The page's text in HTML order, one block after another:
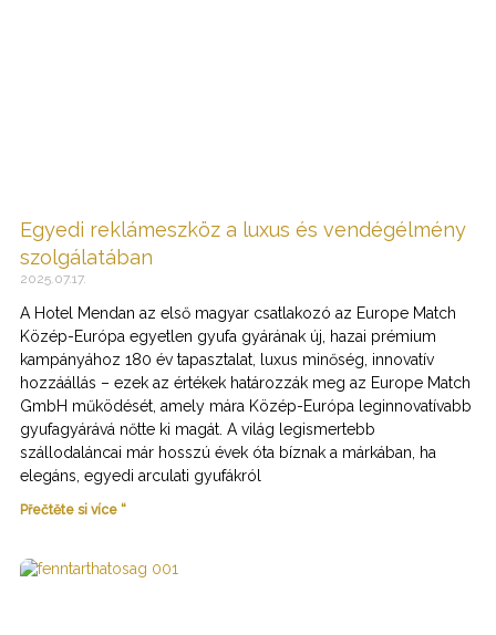
Egyedi reklámeszköz a luxus és vendégélmény
szolgálatában
2025.07.17.
A Hotel Mendan az első magyar csatlakozó az Europe Match
Közép-Európa egyetlen gyufa gyárának új, hazai prémium
kampányához 180 év tapasztalat, luxus minőség, innovatív
hozzáállás – ezek az értékek határozzák meg az Europe Match
GmbH működését, amely mára Közép-Európa leginnovatívabb
gyufagyárává nőtte ki magát. A világ legismertebb
szállodaláncai már hosszú évek óta bíznak a márkában, ha
elegáns, egyedi arculati gyufákról
Přečtěte si více “